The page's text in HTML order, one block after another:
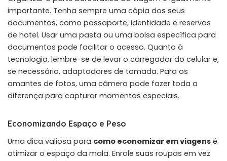
importante. Tenha sempre uma cópia dos seus
documentos, como passaporte, identidade e reservas
de hotel. Usar uma pasta ou uma bolsa específica para
documentos pode facilitar o acesso. Quanto à
tecnologia, lembre-se de levar o carregador do celular e,
se necessário, adaptadores de tomada. Para os
amantes de fotos, uma câmera pode fazer toda a
diferença para capturar momentos especiais.
Economizando Espaço e Peso
Uma dica valiosa para como economizar em viagens é
otimizar o espaço da mala. Enrole suas roupas em vez